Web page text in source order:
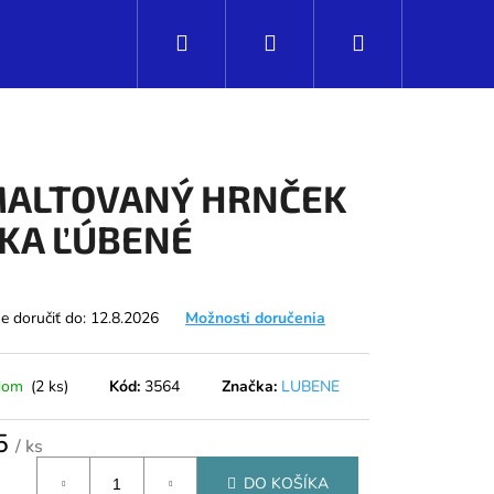
Prihlásenie
HRNČEK
ĽÚBENÉ
doručiť do: 12.8.2026 Možnosti doručenia
(2 ks) Kód: 3564 Značka: LUBENE
/ ks
DO KOŠÍKA